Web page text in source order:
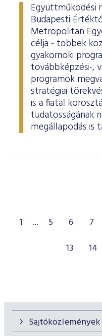
Sajtóközlemények
Együttműködési
Budapesti
Metropolitan
célja - többek
gyakornoki
továbbképzési-,
programok
stratégiai
is a fiatal
tudatosságának
megállapodás is
1 ... 5 6 7
13
14